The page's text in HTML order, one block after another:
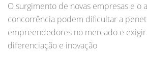
O surgimento de novas empresas e o
concorrência podem dificultar a
empreendedores no mercado e
diferenciação e inovação